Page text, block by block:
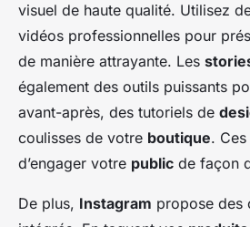
visuel de haute qualité. Utilisez
vidéos professionnelles pour
de manière attrayante. Les
également des outils puissants
avant-après, des tutoriels de
coulisses de votre boutique.
d’engager votre public de façon
De plus, Instagram propose des